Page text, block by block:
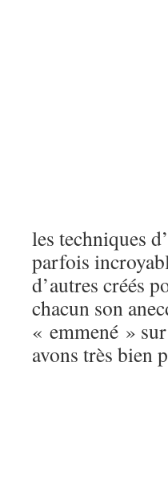
les techniques
parfois
d’autres créés
chacun son
« emmené »
avons très bien